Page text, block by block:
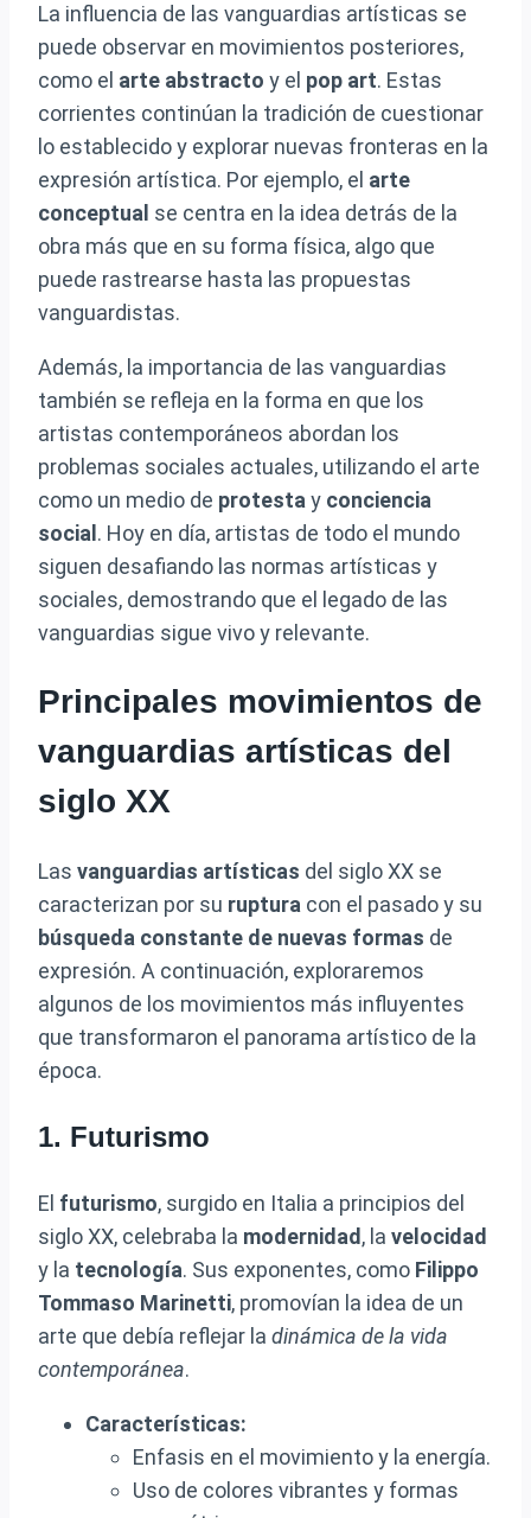
La influencia de las vanguardias artísticas se
puede observar en movimientos posteriores,
como el arte abstracto y el pop art. Estas
corrientes continúan la tradición de cuestionar
lo establecido y explorar nuevas fronteras en la
expresión artística. Por ejemplo, el arte
conceptual se centra en la idea detrás de la
obra más que en su forma física, algo que
puede rastrearse hasta las propuestas
vanguardistas.
Además, la importancia de las vanguardias
también se refleja en la forma en que los
artistas contemporáneos abordan los
problemas sociales actuales, utilizando el arte
como un medio de protesta y conciencia
social . Hoy en día, artistas de todo el mundo
siguen desafiando las normas artísticas y
sociales, demostrando que el legado de las
vanguardias sigue vivo y relevante.
Principales movimientos de
vanguardias artísticas del
siglo XX
Las vanguardias artísticas del siglo XX se
caracterizan por su ruptura con el pasado y su
búsqueda constante de nuevas formas de
expresión. A continuación, exploraremos
algunos de los movimientos más influyentes
que transformaron el panorama artístico de la
época.
1. Futurismo
El futurismo, surgido en Italia a principios del
siglo XX, celebraba la modernidad, la velocidad
y la tecnología. Sus exponentes, como Filippo
Tommaso Marinetti, promovían la idea de un
arte que debía reflejar la dinámica de la vida
contemporánea.
Características:
Enfasis en el movimiento y la energía.
Uso de colores vibrantes y formas